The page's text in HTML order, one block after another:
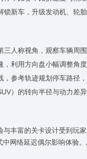
新车，升级发动机、轮胎
人称视角，观察车辆周围
利用方向盘小幅调整角度
参考轨迹规划停车路径，
）的转向半径与动力差
丰富的关卡设计受到玩
网络延迟偶尔影响体验